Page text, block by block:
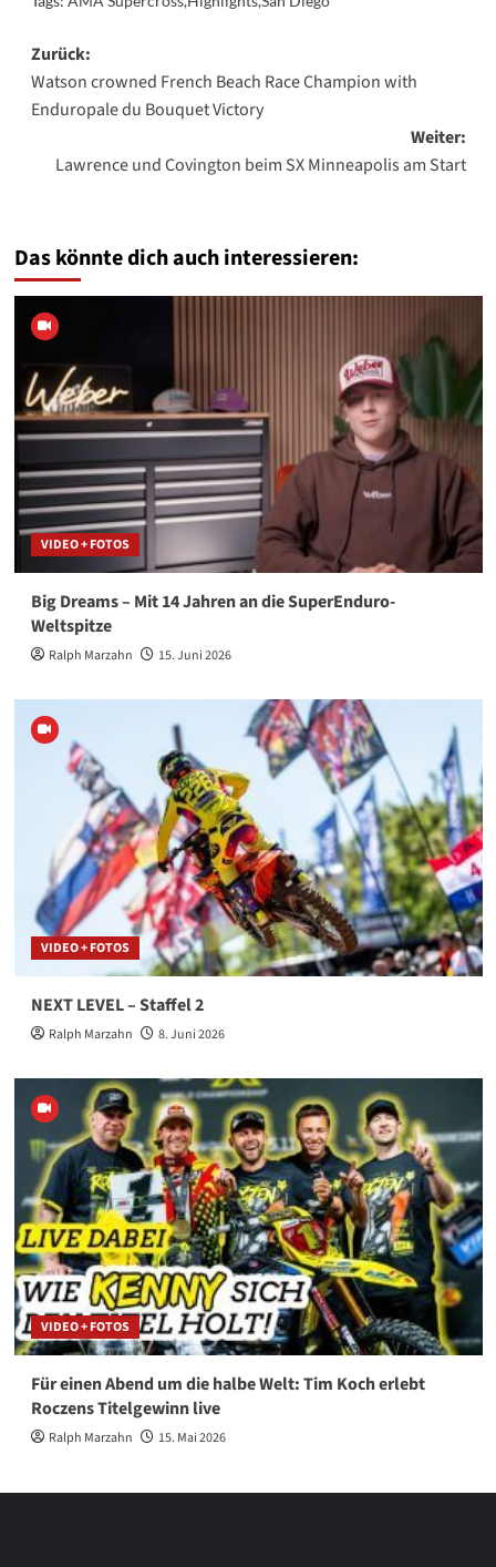
Beitragsnavigation
Zurück:
Watson crowned French Beach Race Champion with
Enduropale du Bouquet Victory
Weiter:
Lawrence und Covington beim SX Minneapolis am Start
Das könnte dich auch interessieren:
VIDEO + FOTOS
Big Dreams – Mit 14 Jahren an die SuperEnduro-
Weltspitze
Ralph Marzahn 15. Juni 2026
VIDEO + FOTOS
NEXT LEVEL – Staffel 2
Ralph Marzahn 8. Juni 2026
VIDEO + FOTOS
Für einen Abend um die halbe Welt: Tim Koch erlebt
Roczens Titelgewinn live
Ralph Marzahn 15. Mai 2026